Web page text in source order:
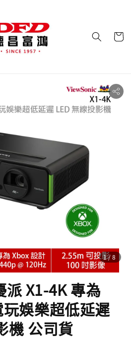
1/8
X1-4K 專為
娛樂超低延遲
機 公司貨